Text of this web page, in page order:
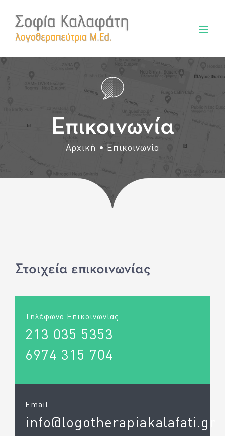
περιεχόμενο
Επικοινωνία
Αρχική Επικοινωνία
Στοιχεία επικοινωνίας
Τηλέφωνα Επικοινωνίας
213 035 5353
6974 315 704
Email
info@logotherapiakalafati.gr